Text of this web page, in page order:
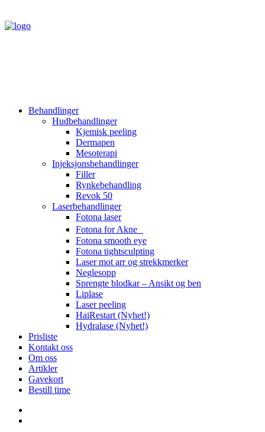
Behandlinger
Hudbehandlinger
Kjemisk peeling
Dermapen
Mesoterapi
Injeksjonsbehandlinger
Filler
Rynkebehandling
Revok 50
Laserbehandlinger
Fotona laser
Fotona for Akne
Fotona smooth eye
Fotona tightsculpting
Laser mot arr og strekkmerker
Neglesopp
Sprengte blodkar – Ansikt og ben
Liplase
Laser peeling
HaiRestart (Nyhet!)
Hydralase (Nyhet!)
Prisliste
Kontakt oss
Om oss
Artikler
Gavekort
Bestill time